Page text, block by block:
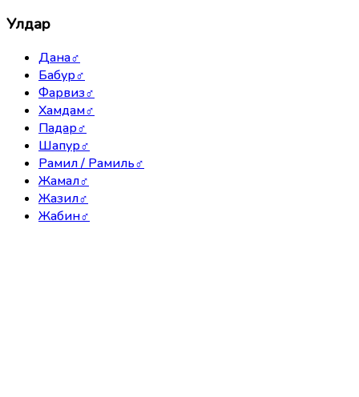
Улдар
Дана♂
Бабур♂
Фарвиз♂
Хамдам♂
Падар♂
Шапур♂
Рамил / Рамиль♂
Жамал♂
Жазил♂
Жабин♂